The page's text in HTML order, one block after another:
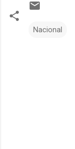
Nacional